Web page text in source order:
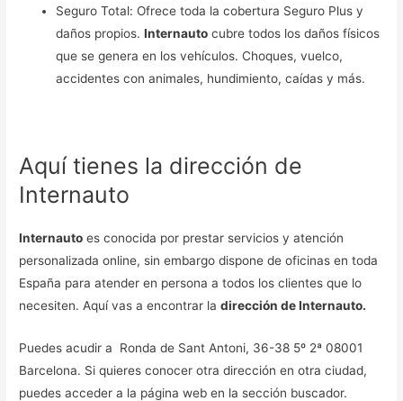
Seguro Total: Ofrece toda la cobertura Seguro Plus y
daños propios.Internauto cubre todos los daños físicos
que se genera en los vehículos. Choques, vuelco,
accidentes con animales, hundimiento, caídas y más.
Aquí tienes la dirección de
Internauto
Internauto es conocida por prestar servicios y atención
personalizada online, sin embargo dispone de oficinas en toda
España para atender en persona a todos los clientes que lo
necesiten. Aquí vas a encontrar ladirección de Internauto.
Puedes acudir a Ronda de Sant Antoni, 36-38 5º 2ª 08001
Barcelona. Si quieres conocer otra dirección en otra ciudad,
puedes acceder a la página web en la sección buscador.